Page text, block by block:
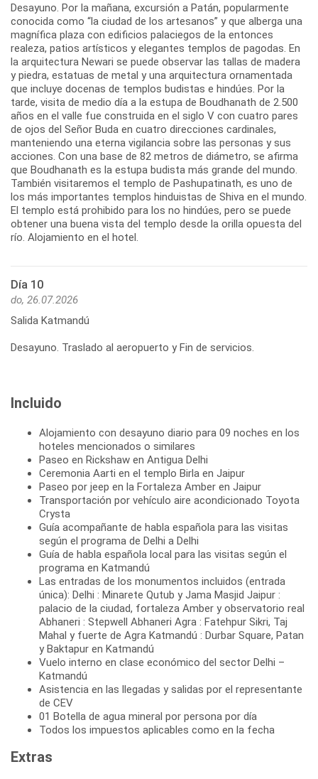
Desayuno. Por la mañana, excursión a Patán, popularmente
conocida como “la ciudad de los artesanos” y que alberga una
magnífica plaza con edificios palaciegos de la entonces
realeza, patios artísticos y elegantes templos de pagodas. En
la arquitectura Newari se puede observar las tallas de madera
y piedra, estatuas de metal y una arquitectura ornamentada
que incluye docenas de templos budistas e hindúes. Por la
tarde, visita de medio día a la estupa de Boudhanath de 2.500
años en el valle fue construida en el siglo V con cuatro pares
de ojos del Señor Buda en cuatro direcciones cardinales,
manteniendo una eterna vigilancia sobre las personas y sus
acciones. Con una base de 82 metros de diámetro, se afirma
que Boudhanath es la estupa budista más grande del mundo.
También visitaremos el templo de Pashupatinath, es uno de
los más importantes templos hinduistas de Shiva en el mundo.
El templo está prohibido para los no hindúes, pero se puede
obtener una buena vista del templo desde la orilla opuesta del
río. Alojamiento en el hotel.
Día 10
do, 26.07.2026
Salida Katmandú
Desayuno. Traslado al aeropuerto y Fin de servicios.
Incluido
Alojamiento con desayuno diario para 09 noches en los
hoteles mencionados o similares
Paseo en Rickshaw en Antigua Delhi
Ceremonia Aarti en el templo Birla en Jaipur
Paseo por jeep en la Fortaleza Amber en Jaipur
Transportación por vehículo aire acondicionado Toyota
Crysta
Guía acompañante de habla española para las visitas
según el programa de Delhi a Delhi
Guía de habla española local para las visitas según el
programa en Katmandú
Las entradas de los monumentos incluidos (entrada
única): Delhi : Minarete Qutub y Jama Masjid Jaipur :
palacio de la ciudad, fortaleza Amber y observatorio real
Abhaneri : Stepwell Abhaneri Agra : Fatehpur Sikri, Taj
Mahal y fuerte de Agra Katmandú : Durbar Square, Patan
y Baktapur en Katmandú
Vuelo interno en clase económico del sector Delhi –
Katmandú
Asistencia en las llegadas y salidas por el representante
de CEV
01 Botella de agua mineral por persona por día
Todos los impuestos aplicables como en la fecha
Extras